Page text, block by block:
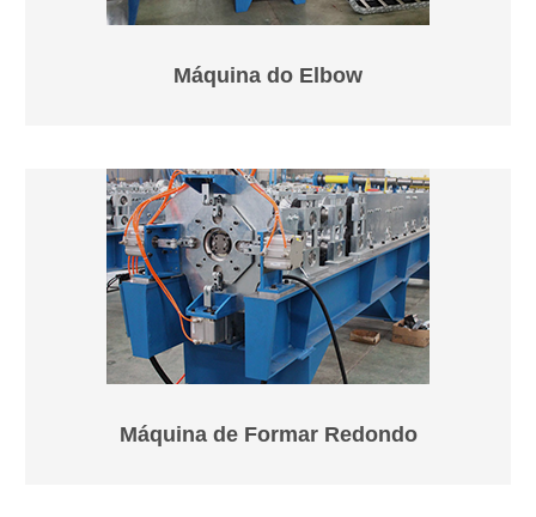
Máquina do Elbow
Máquina de Formar Redondo